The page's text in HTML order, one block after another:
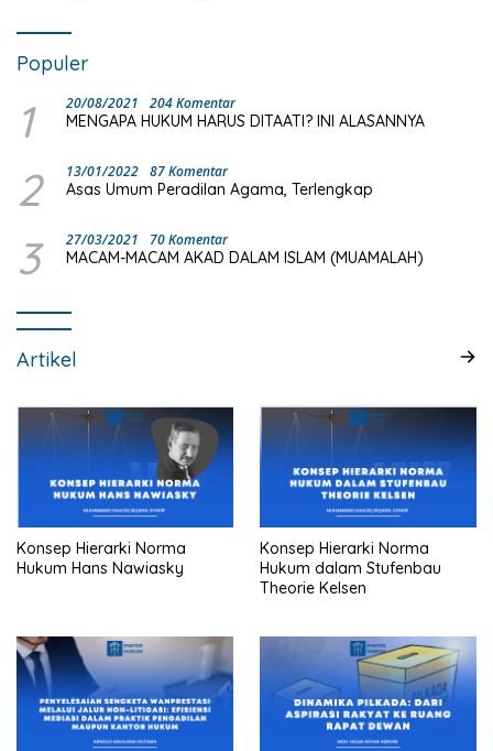
Populer
1 20/08/2021 204 Komentar
MENGAPA HUKUM HARUS DITAATI? INI ALASANNYA
2 13/01/2022 87 Komentar
Asas Umum Peradilan Agama, Terlengkap
3 27/03/2021 70 Komentar
MACAM-MACAM AKAD DALAM ISLAM (MUAMALAH)
Artikel
Konsep Hierarki Norma
Hukum Hans Nawiasky
Konsep Hierarki Norma
Hukum dalam Stufenbau
Theorie Kelsen